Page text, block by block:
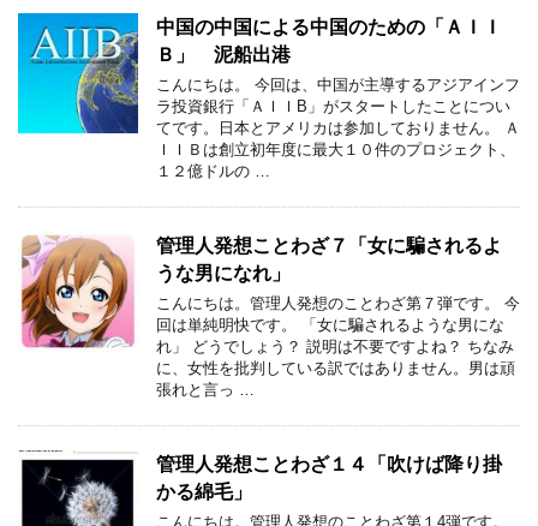
中国の中国による中国のための「ＡＩＩ
Ｂ」 泥船出港
こんにちは。 今回は、中国が主導するアジアインフ
ラ投資銀行「ＡＩＩB」がスタートしたことについ
てです。日本とアメリカは参加しておりません。 Ａ
ＩＩＢは創立初年度に最大１０件のプロジェクト、
１２億ドルの …
管理人発想ことわざ７「女に騙されるよ
うな男になれ」
こんにちは。管理人発想のことわざ第７弾です。 今
回は単純明快です。 「女に騙されるような男にな
れ」 どうでしょう？ 説明は不要ですよね？ ちなみ
に、女性を批判している訳ではありません。男は頑
張れと言っ …
管理人発想ことわざ１４「吹けば降り掛
かる綿毛」
こんにちは。管理人発想のことわざ第１4弾です。